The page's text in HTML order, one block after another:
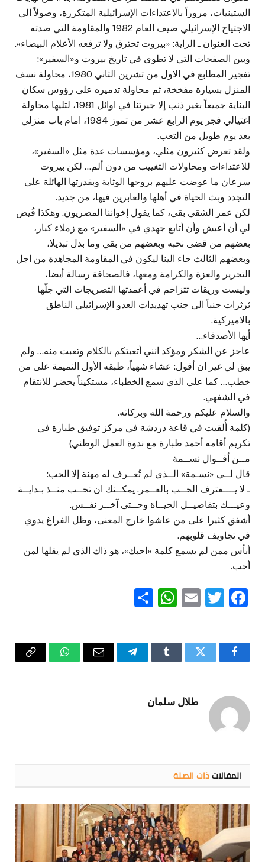
الستينيات، مروراً بالاعتداءات الإسرائيلية المتكررة، وصولاً الى
الاجتياح الإسرائيلي صيف العام 1982 والمقاومة التي صدته
تحت العنوان ـ الراية: «بيروت تحترق ولا ترفعه الأعلام البيضاء».
وبين الصفحات التي لا تطوى في تاريخ بيروت و«السفير»:
تفجير المطابع في الاول من تشرين الثاني 1980، محاولة نسف
المنزل بسيارة مفخخة، ثم محاولة تدميره على رؤوس سكان
البناية جميعاً بغير ذنب إلا جيرتنا في اوائل 1981، لتليها محاولة
اغتيالي فجر يوم الرابع عشر من تموز 1984، امام باب منزلي
بعد يوم طويل من التعب.
ولقد تعرض كثيرون مثلي، ومؤسسات عدة مثل «السفير»،
للاعتداءات ومحاولات التغييب من دون ألم… لكن بيروت
سرعان ما عوضت عليهم بروحها الوثابة وبقدرتها الهائلة على
التجدد وبث الحياة في أهلها والعابرين فيها، من جديد.
لكن عمر الشقي بقي، كما يقول إخواننا المصريون. وهكذا قُيض
لي أن أعيش وأن أتابع جهدي في «السفير» مع زملاء كبار،
بعضهم من قضى نحبه وبعضهم من بقي وما بدل تبديلا،
وبعضهم الثالث جاء الينا ليكون في المقاومة المجاهدة من اجل
التحرير والعزة والكرامة ومعها، فالصحافة رسالة أيضا،
وليست وريقات تتزاحم في أعمدتها التصريجات التي جلّها
ثرثرات جنباً الى جنب تهديدات العدو الإسرائيلي الناطق
بالاميركية.
أيها الأصدقاء…
عاجز عن الشكر ومؤكد انني أتعبتكم بالكلام وتعبت منه… ولم
يبق لي غير ان أقول: عشاء شهياً، طبقه الأول النميمة على من
خطب… كما على الذي سمع الخطباء، مستكيناً يحضر للانتقام
في الشفهي.
والسلام عليكم ورحمة الله وبركاته.
(كلمة أُلقيت في قاعة دردشة في مركز توفيق طبارة في
تكريم أقامه أحمد طبارة مع ندوة العمل الوطني)
مــن أقــوال نســمة
قال لــي «نسـمة» الــذي لم تُعــرف له مهنة إلا الحب:
ـ لا يــــعترف الحــب بالعــمر. يمكــنك ان تحــب منــذ بـدايــة
وعيـــك بتفاصيــل الحيــاة وحــتى آخــر نفــس.
أشفق كثيرا على من عاشوا خارج المعنى، وظل الفراغ يدوي
في تجاويف قلوبهم.
أبأس ممن لم يسمع كلمة «احبك»، هو ذاك الذي لم يقلها لمن
أحب.
Facebook
Twitter
Email
WhatsApp
فيسبوكتويتر Tumblr تيلقرام البريد
واتسابCopy
طلال سلمان
المقالاتذات الصلة